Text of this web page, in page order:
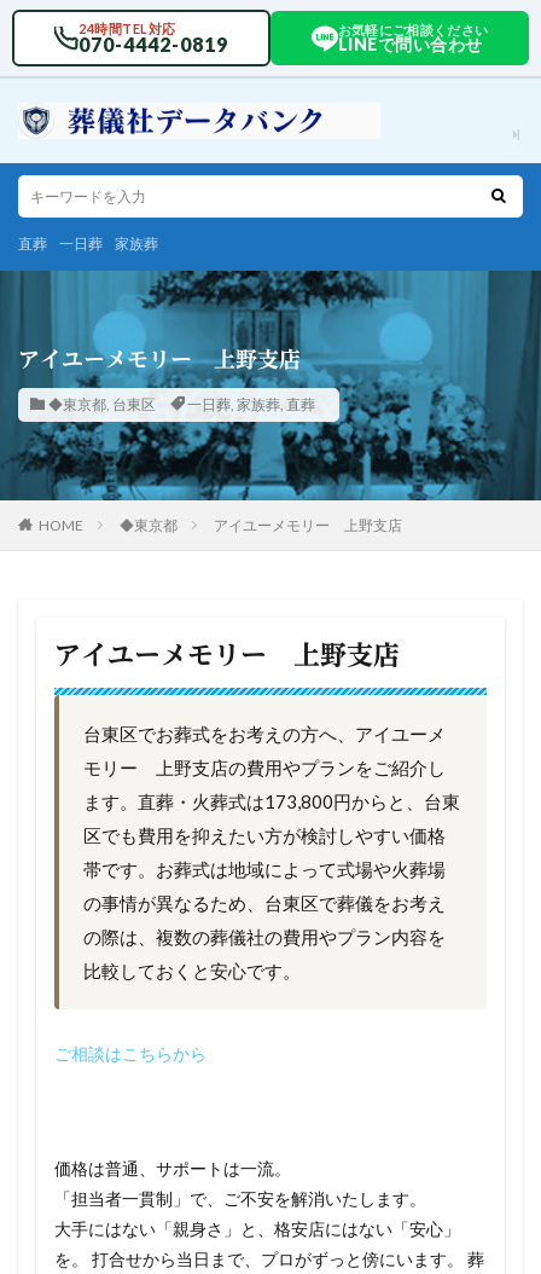
24時間TEL対応
070-4442-0819
お気軽にご相談ください
LINEで問い合わせ
直葬 一日葬 家族葬
アイユーメモリー 上野支店
◆東京都, 台東区 一日葬, 家族葬, 直葬
HOME ◆東京都 アイユーメモリー 上野支店
アイユーメモリー 上野支店
台東区でお葬式をお考えの方へ、アイユーメ
モリー 上野支店の費用やプランをご紹介し
ます。直葬・火葬式は173,800円からと、台東
区でも費用を抑えたい方が検討しやすい価格
帯です。お葬式は地域によって式場や火葬場
の事情が異なるため、台東区で葬儀をお考え
の際は、複数の葬儀社の費用やプラン内容を
比較しておくと安心です。
ご相談はこちらから
価格は普通、サポートは一流。
「担当者一貫制」で、ご不安を解消いたします。
大手にはない「親身さ」と、格安店にはない「安心」
を。 打合せから当日まで、プロがずっと傍にいます。 葬